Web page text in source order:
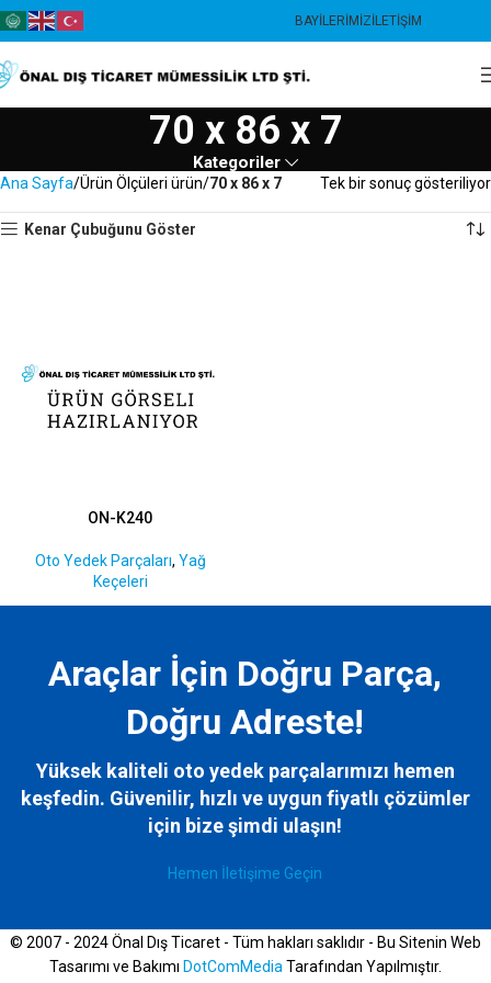
BAYILERIMIZİLETIŞIM
70 x 86 x 7
Kategoriler
Ana Sayfa Ürün Ölçüleri ürün 70 x 86 x 7 Tek bir sonuç gösteriliyor
Kenar Çubuğunu Göster
ON-K240
Oto Yedek Parçaları, Yağ
Keçeleri
Araçlar İçin Doğru Parça,
Doğru Adreste!
Yüksek kaliteli oto yedek parçalarımızı hemen
keşfedin. Güvenilir, hızlı ve uygun fiyatlı çözümler
için bizeşimdi ulaşın!
Hemen İletişime Geçin
© 2007 - 2024 Önal Dış Ticaret - Tüm hakları saklıdır - Bu Sitenin Web
Tasarımı ve Bakımı DotComMedia Tarafından Yapılmıştır.